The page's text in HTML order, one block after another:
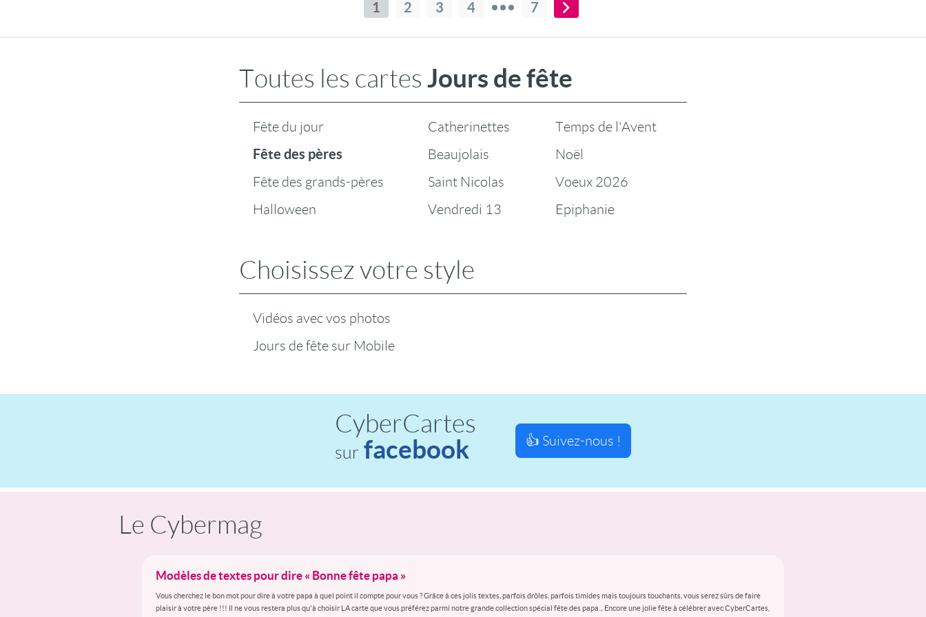
1 2 3 4 7
Toutes les cartes Jours de fête
Fête du jour
Fête des pères
Fête des grands-pères
Halloween
Catherinettes
Beaujolais
Saint Nicolas
Vendredi 13
Temps de l'Avent
Noël
Voeux 2026
Epiphanie
Choisissez votre style
Vidéos avec vos photos
Jours de fête sur Mobile
CyberCartes
sur facebook 👍 Suivez-nous !
Le Cybermag
Modèles de textes pour dire « Bonne fête papa »
Vous cherchez le bon mot pour dire à votre papa à quel point il compte pour vous ? Grâce à ces jolis textes, parfois drôles, parfois timides mais toujours touchants, vous serez sûrs de faire
plaisir à votre père !!! Il ne vous restera plus qu'à choisir LA carte que vous préférez parmi notre grande collection spécial fête des papa... Encore une jolie fête à célébrer avec CyberCartes,